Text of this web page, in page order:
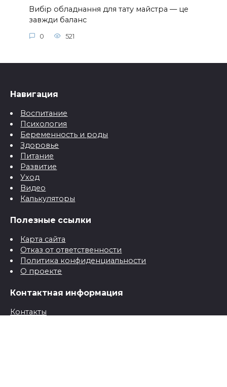
Вибір обладнання для тату майстра — це
завжди баланс
0 521
Навигация
Воспитание
Психология
Беременность и роды
Здоровье
Питание
Развитие
Уход
Видео
Калькуляторы
Полезные ссылки
Карта сайта
Отказ от ответственности
Политика конфиденциальности
О проекте
Контактная информация
Контакты